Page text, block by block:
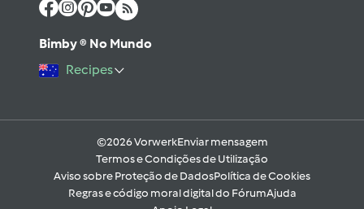
Bimby ® No Mundo
Recipes
©2026 VorwerkEnviar mensagem
Termos e Condições de Utilização
Aviso sobre Proteção de DadosPolítica de Cookies
Regras e código moral digital do FórumAjuda